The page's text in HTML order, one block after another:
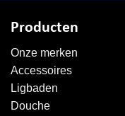
Producten
Onze merken
Accessoires
Ligbaden
Douche